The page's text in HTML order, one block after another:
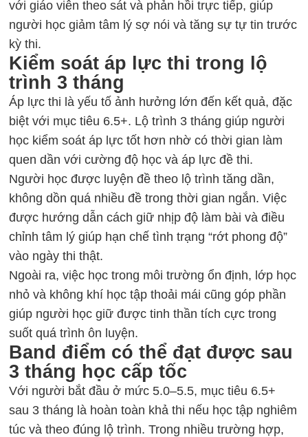
với giáo viên theo sát và phản hồi trực tiếp, giúp
người học giảm tâm lý sợ nói và tăng sự tự tin trước
kỳ thi.
Kiểm soát áp lực thi trong lộ
trình 3 tháng
Áp lực thi là yếu tố ảnh hưởng lớn đến kết quả, đặc
biệt với mục tiêu 6.5+. Lộ trình 3 tháng giúp người
học kiểm soát áp lực tốt hơn nhờ có thời gian làm
quen dần với cường độ học và áp lực đề thi.
Người học được luyện đề theo lộ trình tăng dần,
không dồn quá nhiều đề trong thời gian ngắn. Việc
được hướng dẫn cách giữ nhịp độ làm bài và điều
chỉnh tâm lý giúp hạn chế tình trạng “rớt phong độ”
vào ngày thi thật.
Ngoài ra, việc học trong môi trường ổn định, lớp học
nhỏ và không khí học tập thoải mái cũng góp phần
giúp người học giữ được tinh thần tích cực trong
suốt quá trình ôn luyện.
Band điểm có thể đạt được sau
3 tháng học cấp tốc
Với người bắt đầu ở mức 5.0–5.5, mục tiêu 6.5+
sau 3 tháng là hoàn toàn khả thi nếu học tập nghiêm
túc và theo đúng lộ trình. Trong nhiều trường hợp,